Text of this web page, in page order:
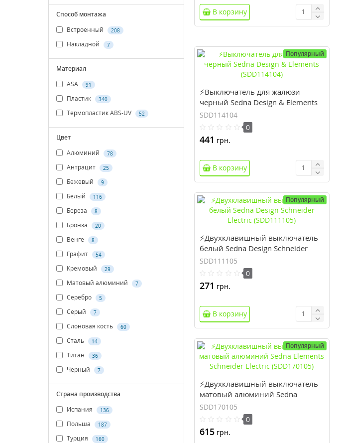
Способ монтажа
Встроенный
208
Накладной 7
Материал
ASA
91
Пластик 340
Термопластик ABS-UV 52
Цвет
Алюминий
78
Антрацит 25
Бежевый 9
Белый 116
Береза 8
Бронза 20
Венге 8
Графит 54
Кремовый 29
Матовый алюминий 7
Серебро 5
Серый 7
Слоновая кость 60
Сталь 14
Титан 36
Черный 7
Страна производства
Испания
136
Польша 187
Турция 160
В корзину
Популярный
⚡Выключатель для жалюзи
черный Sedna Design & Elements
(SDD114104)
SDD114104
0
441 грн.
В корзину
Популярный
⚡Двухклавишный выключатель
белый Sedna Design Schneider
Electric (SDD111105)
SDD111105
0
271 грн.
В корзину
Популярный
⚡Двухклавишный выключатель
матовый алюминий Sedna
Elements Schneider Electric
(SDD170105)
SDD170105
0
615грн.